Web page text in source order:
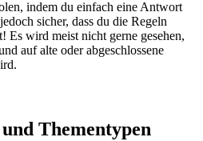
indem du einfach eine Antwort
sicher, dass du die Regeln
Es wird meist nicht gerne gesehen,
auf alte oder abgeschlossene
Thementypen